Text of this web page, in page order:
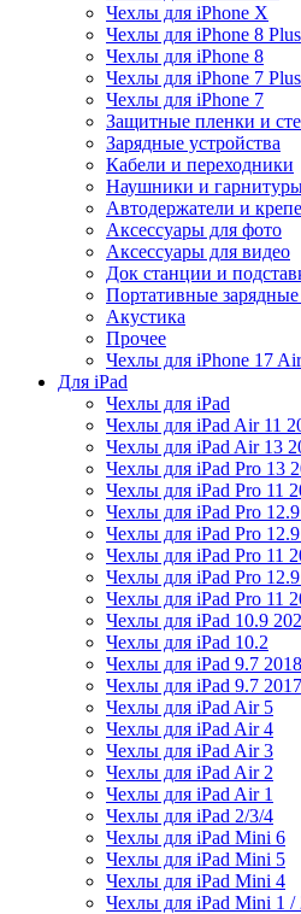
Чехлы для iPhone X
Чехлы для iPhone 8 Plus
Чехлы для iPhone 8
Чехлы для iPhone 7 Plus
Чехлы для iPhone 7
Защитные пленки и
Зарядные устройства
Кабели и переходники
Наушники и
Автодержатели и
Аксессуары для фото
Аксессуары для видео
Док станции и
Портативные зарядные
Акустика
Прочее
Чехлы для iPhone 17 Air
Для iPad
Чехлы для iPad
Чехлы для iPad Air 11
Чехлы для iPad Air 13
Чехлы для iPad Pro 13
Чехлы для iPad Pro 11
Чехлы для iPad Pro
Чехлы для iPad Pro 12.9
Чехлы для iPad Pro 11
Чехлы для iPad Pro
Чехлы для iPad Pro 11
Чехлы для iPad 10.9
Чехлы для iPad 10.2
Чехлы для iPad 9.7 2018
Чехлы для iPad 9.7 2017
Чехлы для iPad Air 5
Чехлы для iPad Air 4
Чехлы для iPad Air 3
Чехлы для iPad Air 2
Чехлы для iPad Air 1
Чехлы для iPad 2/3/4
Чехлы для iPad Mini 6
Чехлы для iPad Mini 5
Чехлы для iPad Mini 4
Чехлы для iPad Mini 1 /